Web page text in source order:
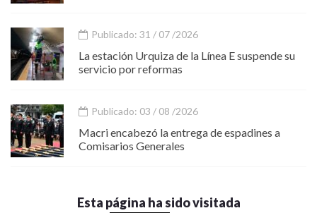
Publicado: 31 / 07 /2026
La estación Urquiza de la Línea E suspende su
servicio por reformas
Publicado: 03 / 08 /2026
Macri encabezó la entrega de espadines a
Comisarios Generales
Esta página ha sido visitada